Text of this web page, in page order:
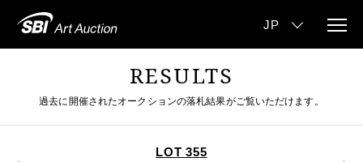
RESULTS
過去に開催されたオークションの落札結果がご覧いただけます。
LOT 355